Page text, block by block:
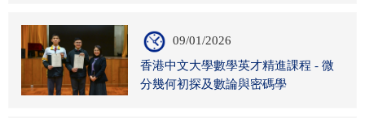
09/01/2026
香港中文大學數學英才精進課程 - 微
分幾何初探及數論與密碼學